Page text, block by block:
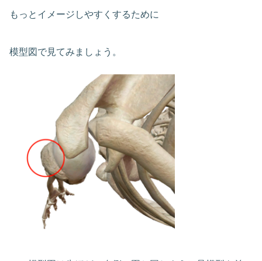
もっとイメージしやすくするために
模型図で見てみましょう。